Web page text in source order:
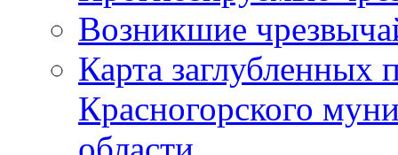
Возникшие
Карта
Красногорского